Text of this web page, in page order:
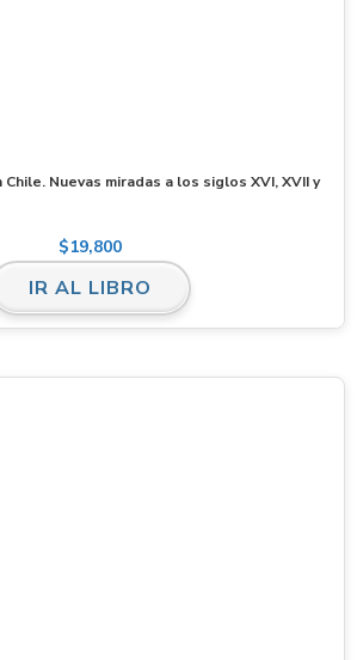
Nuevas miradas a los siglos XVI, XVII y
$19,800
IR AL LIBRO